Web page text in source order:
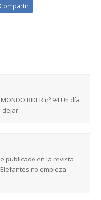
Compartir
BIKER nº 94 Un día
dejar…
publicado en la revista
Elefantes no empieza